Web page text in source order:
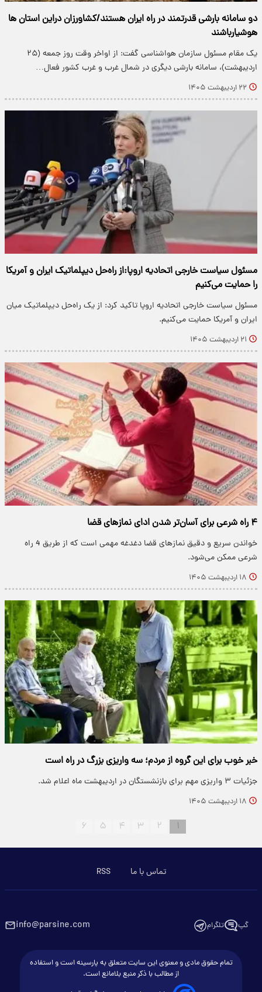
دو سامانه بارشی قدرتمند در راه ایران هستند/کشاورزان دراین استان ها
هوشیارباشند
یک مقام مسئول سازمان هواشناسی گفت: از اواخر وقت روز جمعه (۲۵
اردیبهشت)، سامانه بارشی دیگری در شمال غرب و غرب کشور فعال…
۲۲ اردیبهشت ۱۴۰۵
مسئول سیاست خارجی اتحادیه اروپا:از راه‌حل دیپلماتیک ایران و آمریکا
را حمایت می‌کنیم
مسئول سیاست خارجی اتحادیه اروپا تاکید کرد: از یک راه‌حل دیپلماتیک میان
ایران و آمریکا حمایت می‌کنیم.
۲۱ اردیبهشت ۱۴۰۵
۴ راه شرعی برای آسان‌تر شدن ادای نمازهای قضا
خواندن سریع و دقیق نمازهای قضا دغدغه مهمی است که از طریق 4 راه
شرعی ممکن می‌شود.
۱۸ اردیبهشت ۱۴۰۵
خبر خوب برای این گروه از مردم؛ سه واریزی بزرگ در راه است
جزئیات ۳ واریزی مهم برای بازنشستگان در اردیبهشت ماه اعلام شد.
۱۸ اردیبهشت ۱۴۰۵
۱ ۲ ۳ ۴ ۵ ۶
تماس با ما RSS
گپ تلگرام info@parsine.com
تمام حقوق مادی و معنوی این سایت متعلق به پارسینه است و استفاده
از مطالب با ذکر منبع بلامانع است.